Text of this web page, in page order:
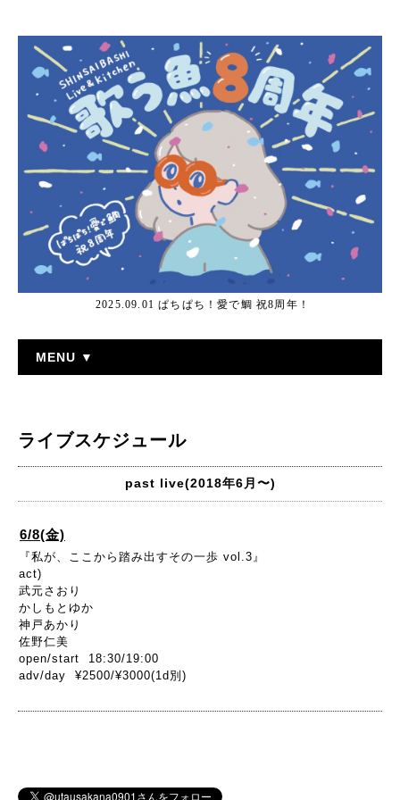
2025.09.01 ぱちぱち！愛で鯛 祝8周年！
MENU ▼
ライブスケジュール
past live(2018年6月〜)
6/8(金)
『私が、ここから踏み出すその一歩 vol.3』
act)
武元さおり
かしもとゆか
神戸あかり
佐野仁美
open/start 18:30/19:00
adv/day ¥2500/¥3000(1d別)